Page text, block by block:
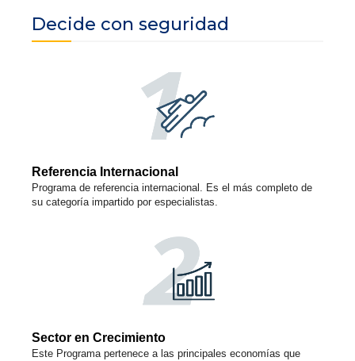
Decide con seguridad
Referencia Internacional
Programa de referencia internacional. Es el más completo de
su categoría impartido por especialistas.
Sector en Crecimiento
Este Programa pertenece a las principales economías que